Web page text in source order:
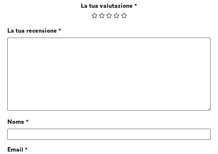
La tua valutazione*
La tua recensione*
Nome*
Email *